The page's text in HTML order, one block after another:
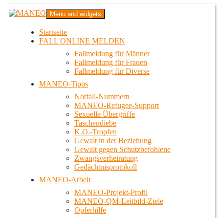
Zum
InhaltMANEO
Das schwule Anti-Gewalt-Projekt in Berlin
Menu and widgets
Startseite
FALL ONLINE MELDEN
Fallmeldung für Männer
Fallmeldung für Frauen
Fallmeldung für Diverse
MANEO-Tipps
Notfall-Nummern
MANEO-Refugee-Support
Sexuelle Übergriffe
Taschendiebe
K.O.-Tropfen
Gewalt in der Beziehung
Gewalt gegen Schutzbefohlene
Zwangsverheiratung
Gedächtnisprotokoll
MANEO-Arbeit
MANEO-Projekt-Profil
MANEO-QM-Leitbild-Ziele
Opferhilfe